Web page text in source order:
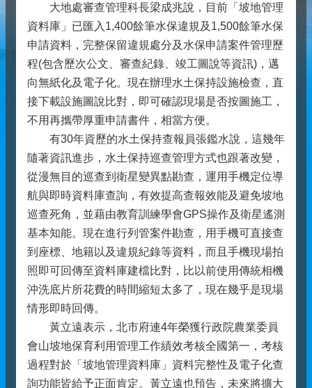
大地處審查管理科長梁成兆說，目前「坡地管理
資料庫」已匯入1,400餘筆水保違規及1,500餘筆水保
申請資料，完整保留違規處分及水保申請案件管理歷
程(包含歷次公文、審查紀錄、竣工圖說等資訊)，邁
向無紙化及電子化。現在辦理水土保持設施檢查，直
接下載設施圖說比對，即可確認現場是否按圖施工，
不用再攜帶厚重申請書件，相當方便。
有30年資歷的水土保持查報員張鑑水說，這幾年
隨著資訊進步，水土保持巡查管理方式也跟著改變，
從漫無目的巡查到衛星變異點勘查，運用手機定位導
航與即時資料庫查詢，有效提高查報效能及避免坡地
巡查死角，並藉由教育訓練學會GPS操作及衛星遙測
基本知能。現在進行列管案件勘查，用手機可直接查
到座標、地籍以及違規紀錄等資料，而且手機現場拍
照即可回傳至資料庫建檔比對，比以前使用傳統相機
沖洗底片所花費的時間縮短太多了，現在幾乎是現場
情形即時回傳。
黃立遠表示，北市府連4年榮獲行政院農業委員
會山坡地保育利用管理工作績效考核全國第一，考核
過程對於「坡地管理資料庫」資料完整性及電子化查
詢功能皆給予正面肯定。黃立遠也預告，未來將擴大